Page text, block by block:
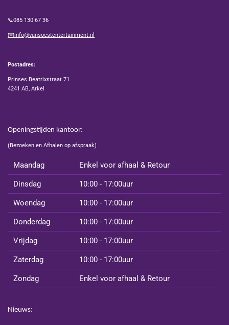
📞085 130 67 36
✉️info@vansoestentertainment.nl
Postadres:
Prinses Beatrixstraat 71
4241 AB, Arkel
Openingstijden kantoor:
(Bezoeken en Afhalen op afspraak)
Maandag Enkel voor afhaal & Retour
Dinsdag 10:00 - 17:00uur
Woendag 10:00 - 17:00uur
Donderdag 10:00 - 17:00uur
Vrijdag 10:00 - 17:00uur
Zaterdag 10:00 - 17:00uur
Zondag Enkel voor afhaal & Retour
Nieuws: